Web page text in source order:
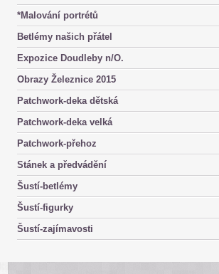
*Malování portrétů
Betlémy našich přátel
Expozice Doudleby n/O.
Obrazy Železnice 2015
Patchwork-deka dětská
Patchwork-deka velká
Patchwork-přehoz
Stánek a předvádění
Šustí-betlémy
Šustí-figurky
Šustí-zajímavosti